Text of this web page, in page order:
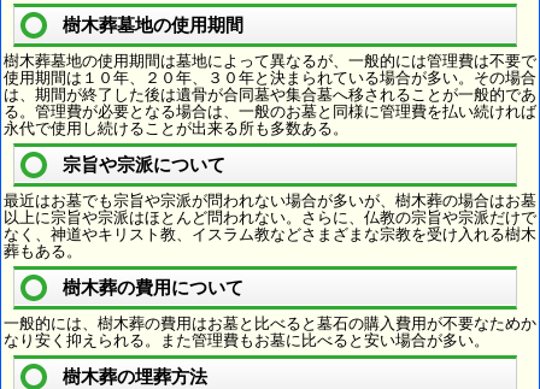
樹木葬墓地の使用期間
樹木葬墓地の使用期間は墓地によって異なるが、一般的には管理費は不要で
使用期間は１０年、２０年、３０年と決まられている場合が多い。その場合
は、期間が終了した後は遺骨が合同墓や集合墓へ移されることが一般的であ
る。管理費が必要となる場合は、一般のお墓と同様に管理費を払い続ければ
永代で使用し続けることが出来る所も多数ある。
宗旨や宗派について
最近はお墓でも宗旨や宗派が問われない場合が多いが、樹木葬の場合はお墓
以上に宗旨や宗派はほとんど問われない。さらに、仏教の宗旨や宗派だけで
なく、神道やキリスト教、イスラム教などさまざまな宗教を受け入れる樹木
葬もある。
樹木葬の費用について
一般的には、樹木葬の費用はお墓と比べると墓石の購入費用が不要なためか
なり安く抑えられる。また管理費もお墓に比べると安い場合が多い。
樹木葬の埋葬方法